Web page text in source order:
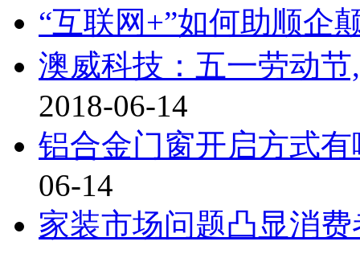
“互联网+”如何助顺企
澳威科技：五一劳动
2018-06-14
铝合金门窗开启方式
06-14
家装市场问题凸显消